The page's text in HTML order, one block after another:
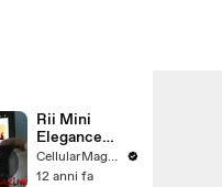
Rii Mini
Elegance
Wireless
Review
CellularMagazine
12 anni fa